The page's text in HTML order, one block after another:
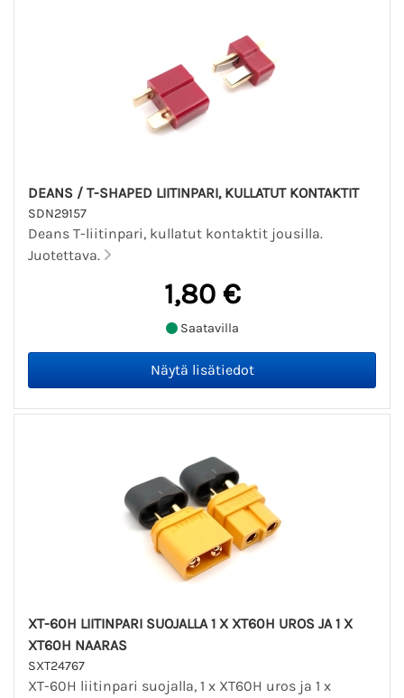
DEANS / T-SHAPED LIITINPARI, KULLATUT KONTAKTIT
SDN29157
Deans T-liitinpari, kullatut kontaktit jousilla.
Juotettava.
1,80 €
Saatavilla
XT-60H LIITINPARI SUOJALLA 1 X XT60H UROS JA 1 X
XT60H NAARAS
SXT24767
XT-60H liitinpari suojalla, 1 x XT60H uros ja 1 x